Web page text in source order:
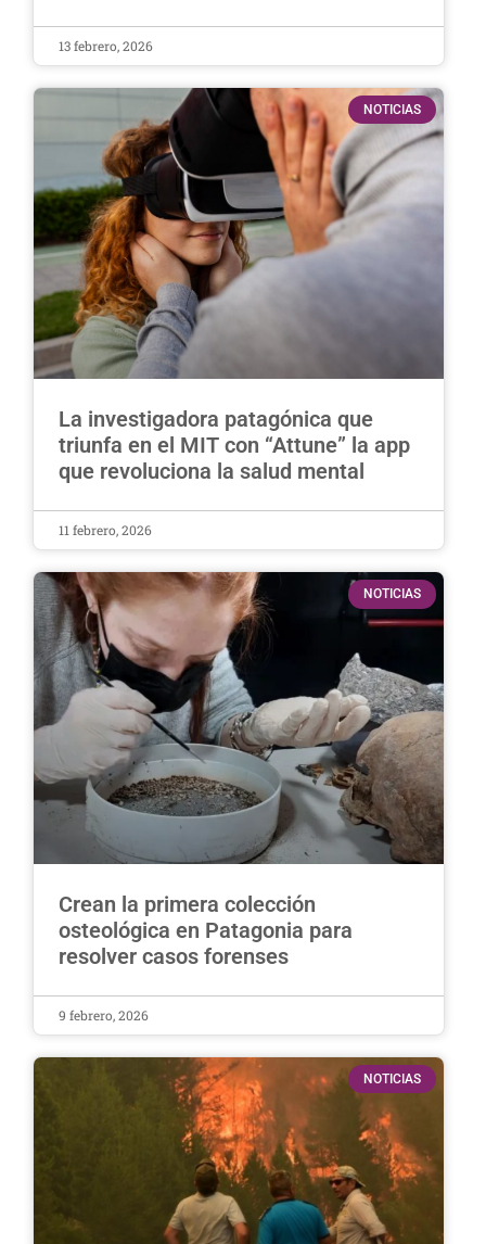
13 febrero, 2026
NOTICIAS
La investigadora patagónica que
triunfa en el MIT con “Attune” la app
que revoluciona la salud mental
11 febrero, 2026
NOTICIAS
Crean la primera colección
osteológica en Patagonia para
resolver casos forenses
9 febrero, 2026
NOTICIAS